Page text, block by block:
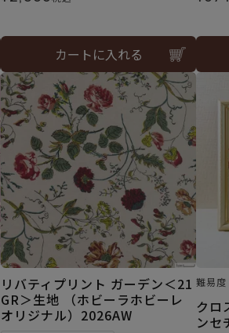
カートに入れる
リバティプリント ガーデン＜21
GR＞生地 （ホビーラホビーレ
オリジナル）2026AW
難易度
クロ
ンセ